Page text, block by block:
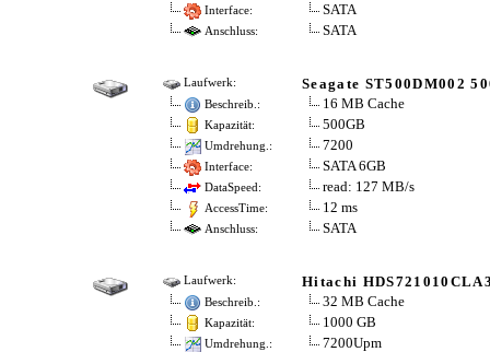
Interface: SATA
Anschluss: SATA
Laufwerk: Seagate ST500DM002
Beschreib.: 16 MB Cache
Kapazität: 500GB
Umdrehung.: 7200
Interface: SATA 6GB
DataSpeed: read: 127 MB/s
AccessTime: 12 ms
Anschluss: SATA
Laufwerk: Hitachi
Beschreib.: 32 MB Cache
Kapazität: 1000 GB
Umdrehung.: 7200Upm